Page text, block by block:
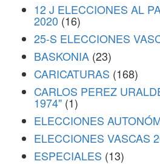
12 J ELECCIONES AL
2020 (16)
25-S ELECCIONES
BASKONIA (23)
CARICATURAS (168)
CARLOS PEREZ
1974" (1)
ELECCIONES
ELECCIONES VASCAS
ESPECIALES (13)